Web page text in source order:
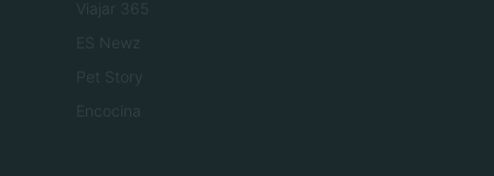
Viajar 365
ES Newz
Pet Story
Encocina